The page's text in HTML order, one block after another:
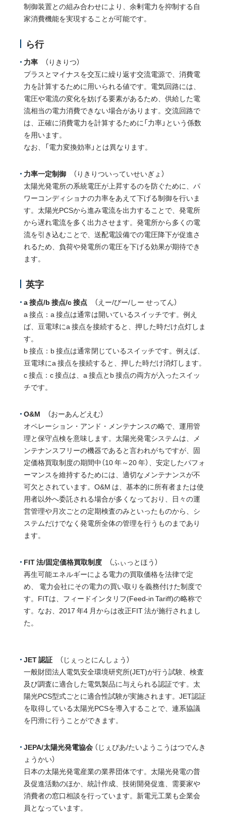
制御装置との組み合わせにより、余剰電力を抑制する自
家消費機能を実現することが可能です。
ら行
力率 （りきりつ）
プラスとマイナスを交互に繰り返す交流電源で、消費電
力を計算するために用いられる値です。電気回路には、
電圧や電流の変化を妨げる要素があるため、供給した電
流相当の電力消費できない場合があります。交流回路で
は、正確に消費電力を計算するために「力率」という係数
を用います。
なお、「電力変換効率」とは異なります。
力率一定制御 （りきりついっていせいぎょ）
太陽光発電所の系統電圧が上昇するのを防ぐために、パ
ワーコンディショナの力率をあえて下げる制御を行いま
す。太陽光PCSから進み電流を出力することで、発電所
から遅れ電流を多く出力させます。発電所から多くの電
流を引き込むことで、送配電設備での電圧降下が促進さ
れるため、負荷や発電所の電圧を下げる効果が期待でき
ます。
英字
a 接点/b 接点/c 接点 （えー/びー/しー せってん）
a 接点：a 接点は通常は開いているスイッチです。例え
ば、豆電球にa 接点を接続すると、押した時だけ点灯しま
す。
b 接点：b 接点は通常閉じているスイッチです。例えば、
豆電球にa 接点を接続すると、押した時だけ消灯します。
c 接点：c 接点は、a 接点とb 接点の両方が入ったスイッ
チです。
O&M （おーあんどえむ）
オペレーション・アンド・メンテナンスの略で、運用管
理と保守点検を意味します。太陽光発電システムは、メ
ンテナンスフリーの機器であると言われがちですが、固
定価格買取制度の期間中（10 年～20 年）、安定したパフォ
ーマンスを維持するためには、適切なメンテナンスが不
可欠とされています。O&M は、基本的に所有者または使
用者以外へ委託される場合が多くなっており、日々の運
営管理や月次ごとの定期検査のみといったものから、シ
ステムだけでなく発電所全体の管理を行うものまであり
ます。
FIT 法/固定価格買取制度 （ふぃっとほう）
再生可能エネルギーによる電力の買取価格を法律で定
め、 電力会社にその電力の買い取りを義務付けた制度で
す。FITは、 フィードインタリフ(Feed-in Tariff)の略称で
す。なお、 2017 年4 月からは改正FIT 法が施行されまし
た。
JET 認証 （じぇっとにんしょう）
一般財団法人電気安全環境研究所(JET)が行う試験、検査
及び調査に適合した電気製品に与えられる認証です。太
陽光PCS型式ごとに適合性試験が実施されます。JET認証
を取得している太陽光PCSを導入することで、連系協議
を円滑に行うことができます。
JEPA/太陽光発電協会 （じぇぴあ/たいようこうはつでんき
ょうかい）
日本の太陽光発電産業の業界団体です。太陽光発電の普
及促進活動のほか、統計作成、技術開発促進、需要家や
消費者の窓口相談を行っています。新電元工業も企業会
員となっています。